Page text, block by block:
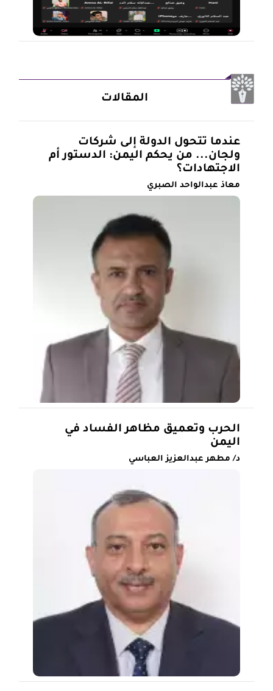
المقالات
عندما تتحول الدولة إلى شركات
ولجان... من يحكم اليمن: الدستور أم
الاجتهادات؟
معاذ عبدالواحد الصبري
الحرب وتعميق مظاهر الفساد في
اليمن
د/ مطهر عبدالعزيز العباسي